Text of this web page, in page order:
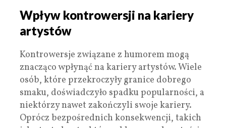
Wpływ kontrowersji na kariery
artystów
Kontrowersje związane z humorem mogą
znacząco wpłynąć na kariery artystów. Wiele
osób, które przekroczyły granice dobrego
smaku, doświadczyło spadku popularności, a
niektórzy nawet zakończyli swoje kariery.
Oprócz bezpośrednich konsekwencji, takich